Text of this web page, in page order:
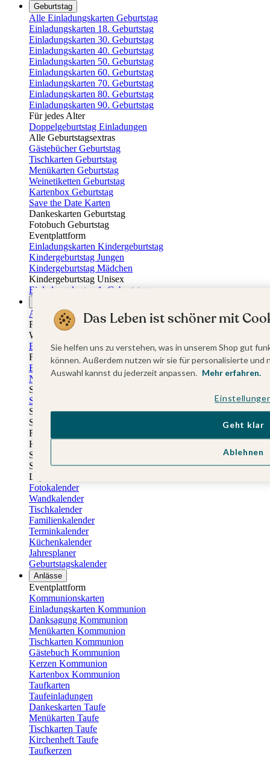
Geburtstag
Alle Einladungskarten Geburtstag
Einladungskarten 18. Geburtstag
Einladungskarten 30. Geburtstag
Einladungskarten 40. Geburtstag
Einladungskarten 50. Geburtstag
Einladungskarten 60. Geburtstag
Einladungskarten 70. Geburtstag
Einladungskarten 80. Geburtstag
Einladungskarten 90. Geburtstag
Für jedes Alter
Doppelgeburtstag Einladungen
Alle Geburtstagsextras
Gästebücher Geburtstag
Tischkarten Geburtstag
Menükarten Geburtstag
Weinetiketten Geburtstag
Kartenbox Geburtstag
Save the Date Karten
Dankeskarten Geburtstag
Fotobuch Geburtstag
Eventplattform
Einladungskarten Kindergeburtstag
Kindergeburtstag Jungen
Kindergeburtstag Mädchen
Kindergeburtstag Unisex
Einladungskarten 1. Geburtstag
Alle Fotogeschenke
Fotobücher
Wandbilder & Poster
Bilderboxen
Fotohalter
Bilderrahmen
Notizbücher
Stoffeinband mit Foto
Softcover mit Foto
Stoffeinband mit Veredelung
Softcover mit Veredelung
Fotobücher
Hardcover
Softcover
Stoffeinband
Layflat
Fotokalender
Wandkalender
Tischkalender
Familienkalender
Terminkalender
Küchenkalender
Jahresplaner
Geburtstagskalender
Anlässe
Eventplattform
Kommunionskarten
Einladungskarten Kommunion
Danksagung Kommunion
Menükarten Kommunion
Tischkarten Kommunion
Gästebuch Kommunion
Kerzen Kommunion
Kartenbox Kommunion
Taufkarten
Taufeinladungen
Dankeskarten Taufe
Menükarten Taufe
Tischkarten Taufe
Kirchenheft Taufe
Taufkerzen
Das Leben ist schöner mit
Sie helfen uns zu verstehen, was in unserem Shop gut
können. Außerdem nutzen wir sie für personalisierte
Auswahl kannst du jederzeit anpassen. Mehr erfahren.
Ablehnen
Geht klar